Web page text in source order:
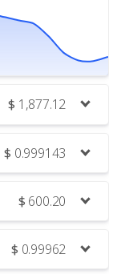
$ 1,877.12
$ 0.999143
$ 600.20
$ 0.99962